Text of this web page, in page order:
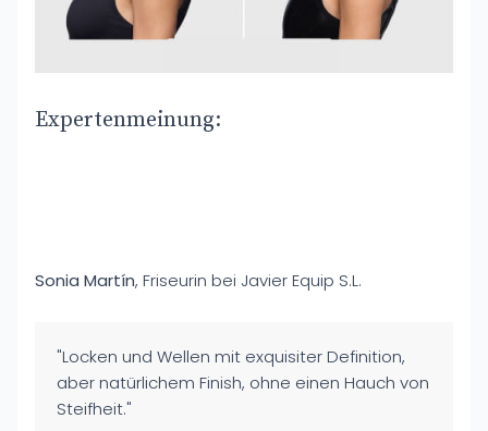
Expertenmeinung:
Sonia Martín, Friseurin bei Javier Equip S.L.
"Locken und Wellen mit exquisiter Definition,
aber natürlichem Finish, ohne einen Hauch von
Steifheit."